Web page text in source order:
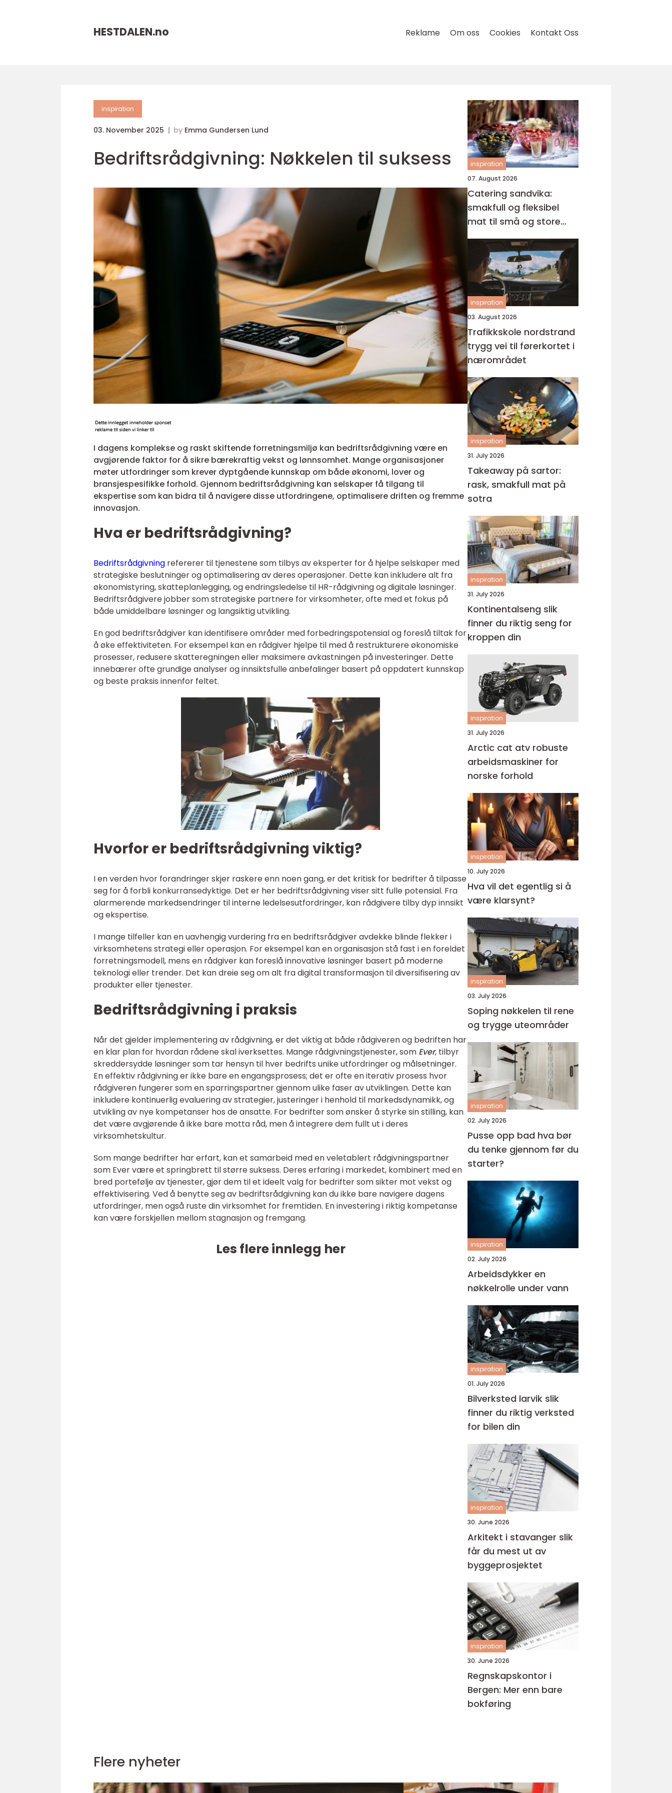
HESTDALEN.no Reklame Om oss Cookies Kontakt Oss
inspiration
03. November 2025 by Emma Gundersen Lund
Bedriftsrådgivning: Nøkkelen til suksess
I dagens komplekse og raskt skiftende forretningsmiljø kan bedriftsrådgivning være en
avgjørende faktor for å sikre bærekraftig vekst og lønnsomhet. Mange organisasjoner
møter utfordringer som krever dyptgående kunnskap om både økonomi, lover og
bransjespesifikke forhold. Gjennom bedriftsrådgivning kan selskaper få tilgang til
ekspertise som kan bidra til å navigere disse utfordringene, optimalisere driften og fremme
innovasjon.
Hva er bedriftsrådgivning?
Bedriftsrådgivning refererer til tjenestene som tilbys av eksperter for å hjelpe selskaper med
strategiske beslutninger og optimalisering av deres operasjoner. Dette kan inkludere alt fra
økonomistyring, skatteplanlegging, og endringsledelse til HR-rådgivning og digitale løsninger.
Bedriftsrådgivere jobber som strategiske partnere for virksomheter, ofte med et fokus på
både umiddelbare løsninger og langsiktig utvikling.
En god bedriftsrådgiver kan identifisere områder med forbedringspotensial og foreslå tiltak for
å øke effektiviteten. For eksempel kan en rådgiver hjelpe til med å restrukturere økonomiske
prosesser, redusere skatteregningen eller maksimere avkastningen på investeringer. Dette
innebærer ofte grundige analyser og innsiktsfulle anbefalinger basert på oppdatert kunnskap
og beste praksis innenfor feltet.
Hvorfor er bedriftsrådgivning viktig?
I en verden hvor forandringer skjer raskere enn noen gang, er det kritisk for bedrifter å tilpasse
seg for å forbli konkurransedyktige. Det er her bedriftsrådgivning viser sitt fulle potensial. Fra
alarmerende markedsendringer til interne ledelsesutfordringer, kan rådgivere tilby dyp innsikt
og ekspertise.
I mange tilfeller kan en uavhengig vurdering fra en bedriftsrådgiver avdekke blinde flekker i
virksomhetens strategi eller operasjon. For eksempel kan en organisasjon stå fast i en foreldet
forretningsmodell, mens en rådgiver kan foreslå innovative løsninger basert på moderne
teknologi eller trender. Det kan dreie seg om alt fra digital transformasjon til diversifisering av
produkter eller tjenester.
Bedriftsrådgivning i praksis
Når det gjelder implementering av rådgivning, er det viktig at både rådgiveren og bedriften har
en klar plan for hvordan rådene skal iverksettes. Mange rådgivningstjenester, som Ever, tilbyr
skreddersydde løsninger som tar hensyn til hver bedrifts unike utfordringer og målsetninger.
En effektiv rådgivning er ikke bare en engangsprosess; det er ofte en iterativ prosess hvor
rådgiveren fungerer som en sparringspartner gjennom ulike faser av utviklingen. Dette kan
inkludere kontinuerlig evaluering av strategier, justeringer i henhold til markedsdynamikk, og
utvikling av nye kompetanser hos de ansatte. For bedrifter som ønsker å styrke sin stilling, kan
det være avgjørende å ikke bare motta råd, men å integrere dem fullt ut i deres
virksomhetskultur.
Som mange bedrifter har erfart, kan et samarbeid med en veletablert rådgivningspartner
som Ever være et springbrett til større suksess. Deres erfaring i markedet, kombinert med en
bred portefølje av tjenester, gjør dem til et ideelt valg for bedrifter som sikter mot vekst og
effektivisering. Ved å benytte seg av bedriftsrådgivning kan du ikke bare navigere dagens
utfordringer, men også ruste din virksomhet for fremtiden. En investering i riktig kompetanse
kan være forskjellen mellom stagnasjon og fremgang.
Les flere innlegg her
inspiration
07. August 2026
Catering sandvika:
smakfull og fleksibel
mat til små og store
anledninger
inspiration
03. August 2026
Trafikkskole nordstrand
trygg vei til førerkortet i
nærområdet
inspiration
31. July 2026
Takeaway på sartor:
rask, smakfull mat på
sotra
inspiration
31. July 2026
Kontinentalseng slik
finner du riktig seng for
kroppen din
inspiration
31. July 2026
Arctic cat atv robuste
arbeidsmaskiner for
norske forhold
inspiration
10. July 2026
Hva vil det egentlig si å
være klarsynt?
inspiration
03. July 2026
Soping nøkkelen til rene
og trygge uteområder
inspiration
02. July 2026
Pusse opp bad hva bør
du tenke gjennom før du
starter?
inspiration
02. July 2026
Arbeidsdykker en
nøkkelrolle under vann
inspiration
01. July 2026
Bilverksted larvik slik
finner du riktig verksted
for bilen din
inspiration
30. June 2026
Arkitekt i stavanger slik
får du mest ut av
byggeprosjektet
inspiration
30. June 2026
Regnskapskontor i
Bergen: Mer enn bare
bokføring
Flere nyheter